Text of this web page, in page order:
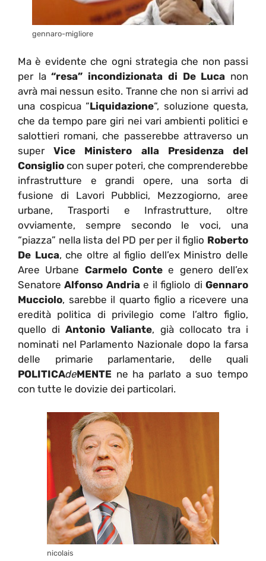
gennaro-migliore
Ma è evidente che ogni strategia che non passi
per la“resa” incondizionata di De Luca non
avrà mai nessun esito. Tranne che non si arrivi ad
una cospicua “Liquidazione“, soluzione questa,
che da tempo pare giri nei vari ambienti politici e
salottieri romani, che passerebbe attraverso un
superVice Ministero alla Presidenza del
Consiglio con super poteri, che comprenderebbe
infrastrutture e grandi opere, una sorta di
fusione di Lavori Pubblici, Mezzogiorno, aree
urbane, Trasporti e Infrastrutture, oltre
ovviamente, sempre secondo le voci, una
“piazza” nella lista del PD per per il figlio Roberto
De Luca, che oltre al figlio dell’ex Ministro delle
Aree Urbane Carmelo Conte e genero dell’ex
SenatoreAlfonso Andriae il figliolo diGennaro
Mucciolo, sarebbe il quarto figlio a ricevere una
eredità politica di privilegio come l’altro figlio,
quello diAntonio Valiante, già collocato tra i
nominati nel Parlamento Nazionale dopo la farsa
delle primarie parlamentarie, delle quali
POLITICAdeMENTE ne ha parlato a suo tempo
con tutte le dovizie dei particolari.
nicolais